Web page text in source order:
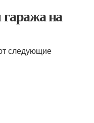
на
следующие